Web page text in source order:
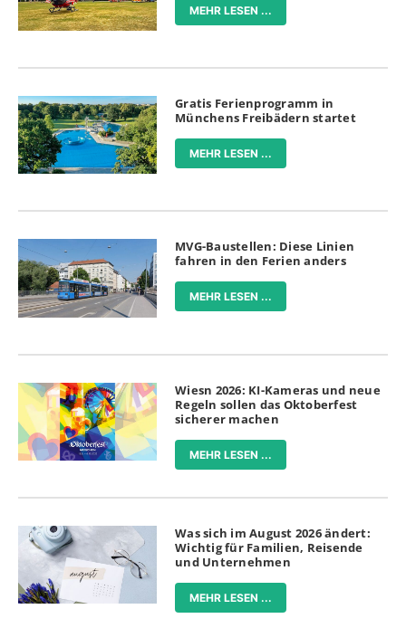
MEHR LESEN ...
Gratis Ferienprogramm in
Münchens Freibädern startet
MEHR LESEN ...
MVG-Baustellen: Diese Linien
fahren in den Ferien anders
MEHR LESEN ...
Wiesn 2026: KI-Kameras und neue
Regeln sollen das Oktoberfest
sicherer machen
MEHR LESEN ...
Was sich im August 2026 ändert:
Wichtig für Familien, Reisende
und Unternehmen
MEHR LESEN ...